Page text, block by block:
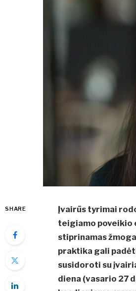
SHARE
Įvairūs tyrimai
teigiamo poveikio
stiprinamas
praktika gali
susidoroti su
diena (vasario 27